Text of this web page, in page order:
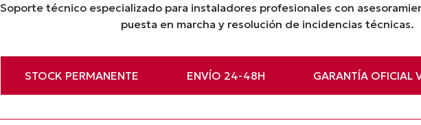
Soporte técnico especializado para instaladores profesionales con
puesta en marcha y resolución de incidencias técnicas.
STOCK PERMANENTE ENVÍO 24-48H GARANTÍA OFICIAL